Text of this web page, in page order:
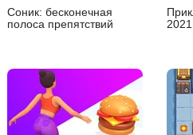
Соник: бесконечная
полоса препятствий
2021